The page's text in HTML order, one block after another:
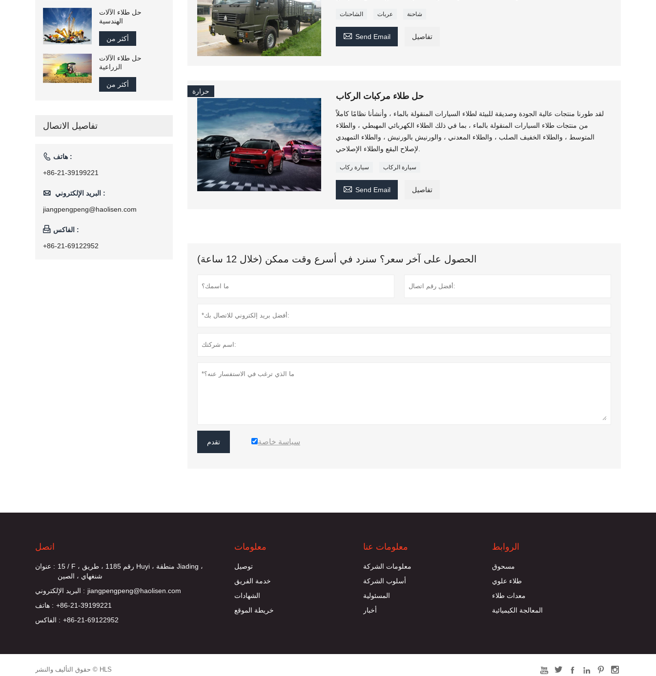
الشاحنات عربات شاحنة
 Send Email تفاصيل
حرارة حل طلاء مركبات الركاب
لقد طورنا منتجات عالية الجودة وصديقة للبيئة لطلاء السيارات المنقولة بالماء ، وأنشأنا نظامًا كاملاً
من منتجات طلاء السيارات المنقولة بالماء ، بما في ذلك الطلاء الكهربائي المهبطي ، والطلاء
المتوسط ​​، والطلاء الخفيف الصلب ، والطلاء المعدني ، والورنيش بالورنيش ، والطلاء التمهيدي
سيارة ركاب سيارة الركاب
 Send Email تفاصيل
الحصول على آخر سعر؟ سنرد في أسرع وقت ممكن (خلال 12 ساعة)
تقدم سياسة خاصة
حل طلاء الآلات
الهندسية
أكثر من
حل طلاء الآلات
الزراعية
أكثر من
تفاصيل الاتصال
 هاتف :
+86-21-39199221
 البريد الإلكتروني :
jiangpengpeng@haolisen.com
 الفاكس :
+86-21-69122952
اتصل
عنوان : 15 / F ، رقم 1185 ، طريق Huyi ، منطقة Jiading ،
شنغهاي ، الصين
البريد الإلكتروني : jiangpengpeng@haolisen.com
هاتف : +86-21-39199221
الفاكس : +86-21-69122952
معلومات
توصيل
خدمة الفريق
الشهادات
خريطة الموقع
معلومات عنا
معلومات الشركة
أسلوب الشركة
المسئولية
أخبار
الروابط
مسحوق
طلاء علوي
معدات طلاء
المعالجة الكيميائية
      حقوق التأليف والنشر © HLS